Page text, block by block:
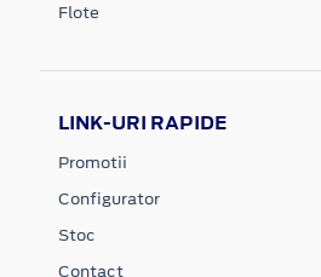
Flote
LINK-URI RAPIDE
Promotii
Configurator
Stoc
Contact